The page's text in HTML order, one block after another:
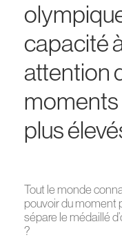
capacité
attention
moments
plus
Tout le monde
pouvoir du moment
sépare le médaillé
?